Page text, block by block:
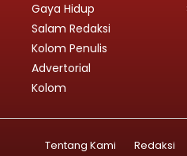
Gaya Hidup
Salam Redaksi
Kolom Penulis
Advertorial
Kolom
Tentang Kami Redaksi